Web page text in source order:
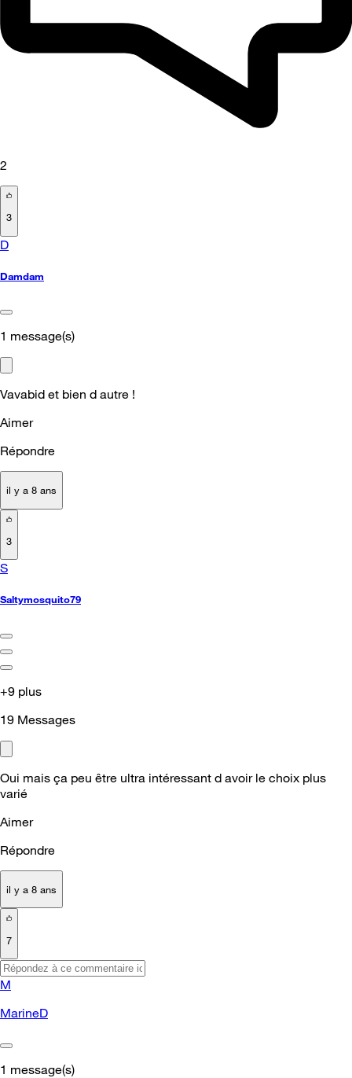
2
3
D
Damdam
1 message(s)
Vavabid et bien d autre !
Aimer
Répondre
il y a 8 ans
3
S
Saltymosquito79
+9 plus
19 Messages
Oui mais ça peu être ultra intéressant d avoir le choix plus
varié
Aimer
Répondre
il y a 8 ans
7
M
MarineD
1 message(s)